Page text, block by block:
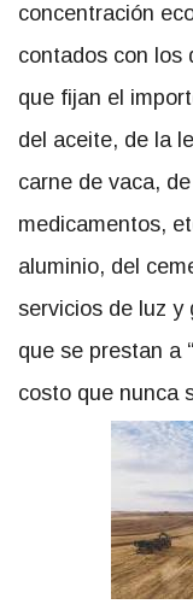
concentración
contados con los
que fijan el
del aceite, de la
carne de vaca,
medicamentos,
aluminio, del
servicios de luz y
que se prestan a
costo que nunca